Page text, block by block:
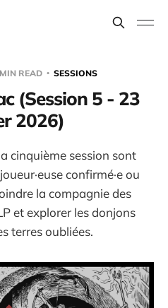
READ SESSIONS
(Session 5 - 23
2026)
cinquième session sont
confirmé·e ou
la compagnie des
et explorer les donjons
terres oubliées.